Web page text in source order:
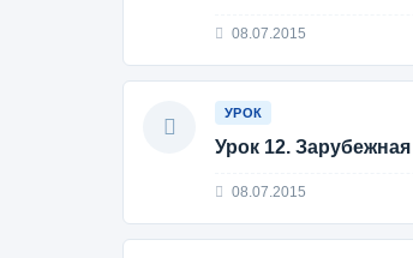
08.07.2015
УРОК
Урок 12.
08.07.2015